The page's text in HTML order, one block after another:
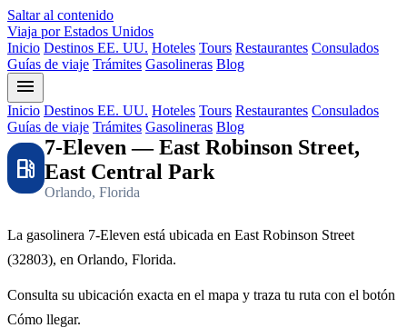
Saltar al contenido
Viaja por Estados Unidos
Inicio Destinos EE. UU. Hoteles Tours Restaurantes Consulados
Guías de viaje Trámites Gasolineras Blog
menu
Inicio Destinos EE. UU. Hoteles Tours Restaurantes Consulados
Guías de viaje Trámites Gasolineras Blog
local_gas_station
7-Eleven — East Robinson Street,
East Central Park
Orlando, Florida
La gasolinera 7-Eleven está ubicada en East Robinson Street
(32803), en Orlando, Florida.
Consulta su ubicación exacta en el mapa y traza tu ruta con el botón
Cómo llegar.